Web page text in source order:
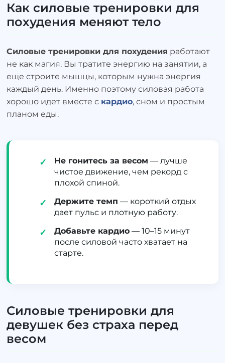
Как силовые тренировки для
похудения меняют тело
Силовые тренировки для похудения работают
не как магия. Вы тратите энергию на занятии, а
еще строите мышцы, которым нужна энергия
каждый день. Именно поэтому силовая работа
хорошо идет вместе с кардио, сном и простым
планом еды.
✓ Не гонитесь за весом — лучше
чистое движение, чем рекорд с
плохой спиной.
✓ Держите темп — короткий отдых
дает пульс и плотную работу.
✓ Добавьте кардио — 10–15 минут
после силовой часто хватает на
старте.
Силовые тренировки для
девушек без страха перед
весом